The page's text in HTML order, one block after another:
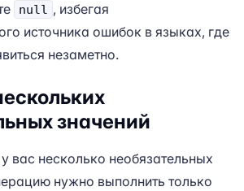
null , избегая
источника ошибок в языках, где
незаметно.
значений
вас несколько необязательных
нужно выполнить только